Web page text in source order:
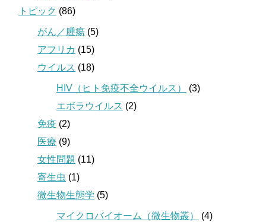
トピック (86)
がん／腫瘍 (5)
アフリカ (15)
ウイルス (18)
HIV（ヒト免疫不全ウイルス）
(3)
エボラウイルス (2)
免疫 (2)
医療 (9)
女性問題 (11)
寄生虫 (1)
微生物生態学 (5)
マイクロバイオーム（微生物叢）
(4)